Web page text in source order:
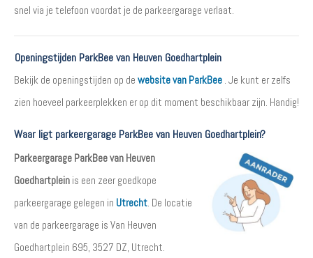
snel via je telefoon voordat je de parkeergarage verlaat.
Openingstijden ParkBee van Heuven Goedhartplein
Bekijk de openingstijden op de website van ParkBee . Je kunt er zelfs
zien hoeveel parkeerplekken er op dit moment beschikbaar zijn. Handig!
Waar ligt parkeergarage ParkBee van Heuven Goedhartplein?
Parkeergarage ParkBee van Heuven
Goedhartplein is een zeer goedkope
parkeergarage gelegen in Utrecht. De locatie
van de parkeergarage is Van Heuven
Goedhartplein 695, 3527 DZ, Utrecht.